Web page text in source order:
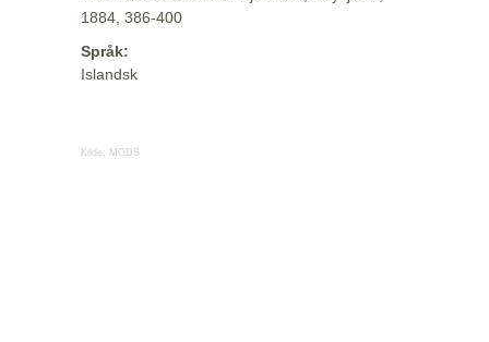
1884, 386-400
Språk:
Islandsk
Kilde: MODS